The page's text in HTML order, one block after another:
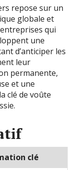
repose sur un
globale et
qui
une
d’anticiper les
leur
permanente,
et une
clé de voûte
clé